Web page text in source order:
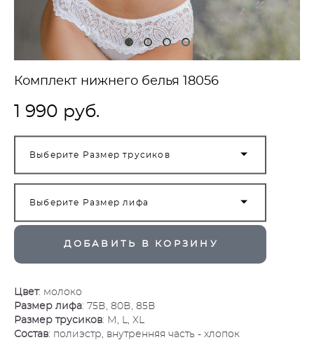
Комплект нижнего белья 18056
1 990 pуб.
Выберите Размер трусиков
Выберите Размер лифа
ДОБАВИТЬ В КОРЗИНУ
Цвет: молоко
Размер лифа: 75В, 80В, 85В
Размер трусиков: М, L, ХL
Состав: полиэстр, внутренняя часть - хлопок